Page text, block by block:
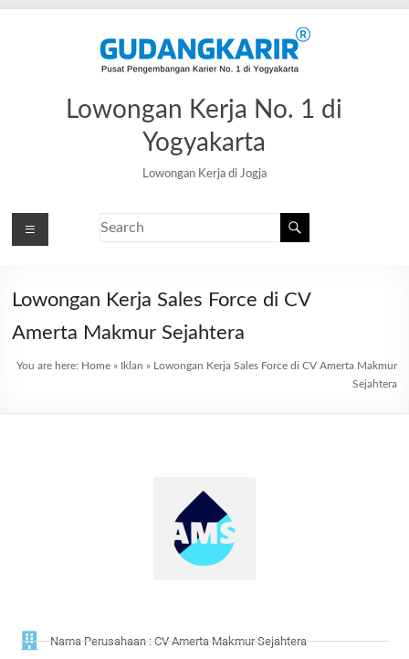
Lowongan Kerja No. 1 di
Yogyakarta
Lowongan Kerja di Jogja
Lowongan Kerja Sales Force di CV
Amerta Makmur Sejahtera
You are here: Home» Iklan » Lowongan Kerja Sales Force di CV Amerta Makmur
Sejahtera
Nama Perusahaan : CV Amerta Makmur Sejahtera